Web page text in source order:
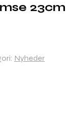
23cm
Nyheder